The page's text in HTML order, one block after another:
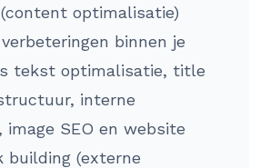
optimalisatie)
binnen je
tekst optimalisatie, title
interne
SEO en website
building (externe